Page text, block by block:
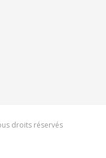
droits réservés